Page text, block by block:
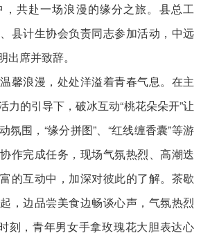
共赴一场浪漫的缘分之旅。县总工
县计生协会负责同志参加活动，中远
席并致辞。
浪漫，处处洋溢着青春气息。在主
力的引导下，破冰互动“桃花朵朵开”让
氛围，“缘分拼图”、“红线缠香囊”等游
作完成任务，现场气氛热烈、高潮迭
的互动中，加深对彼此的了解。茶歇
，边品尝美食边畅谈心声，气氛热烈
刻，青年男女手拿玫瑰花大胆表达心